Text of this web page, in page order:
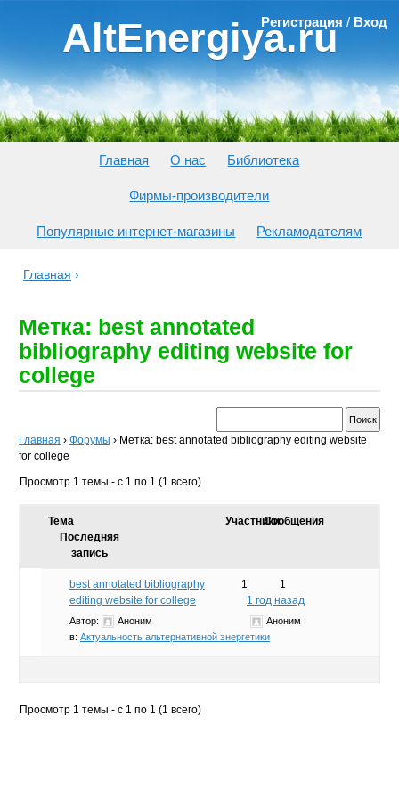
AltEnergiya.ru
Регистрация / Вход
Главная О нас Библиотека
Фирмы-производители
Популярные интернет-магазины Рекламодателям
Главная ›
Метка: best annotated
bibliography editing website for
college
Главная › Форумы › Метка: best annotated bibliography editing website
for college
Просмотр 1 темы - с 1 по 1 (1 всего)
Тема УчастникиСообщения
Последняя
запись
best annotated bibliography
editing website for college
Автор:
Аноним
в: Актуальность альтернативной энергетики
1
1
1 год назад
Аноним
Просмотр 1 темы - с 1 по 1 (1 всего)